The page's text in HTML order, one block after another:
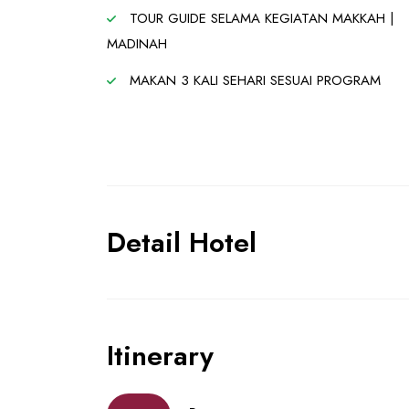
TOUR GUIDE SELAMA KEGIATAN MAKKAH |
MADINAH
MAKAN 3 KALI SEHARI SESUAI PROGRAM
Detail Hotel
Itinerary